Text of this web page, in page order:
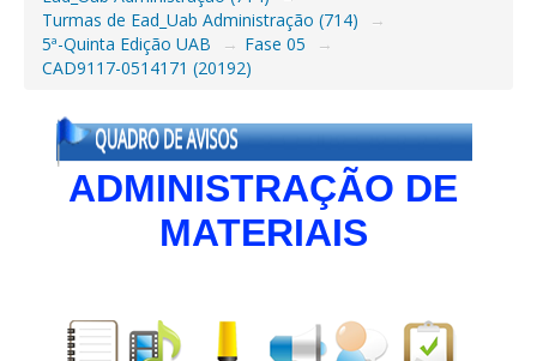
Turmas de Ead_Uab Administração (714)
→
5ª-Quinta Edição UAB
→ Fase 05
→
CAD9117-0514171 (20192)
ADMINISTRAÇÃO DE
MATERIAIS